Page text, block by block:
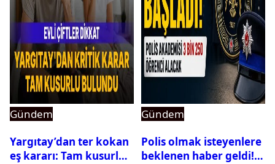
Gündem
Yargıtay’dan ter kokan
eş kararı: Tam kusurlu
Gündem
Polis olmak isteyenlere
beklenen haber geldi!